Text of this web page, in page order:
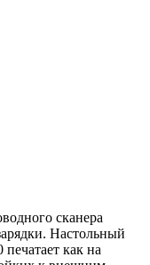
сканера
Настольный
как на